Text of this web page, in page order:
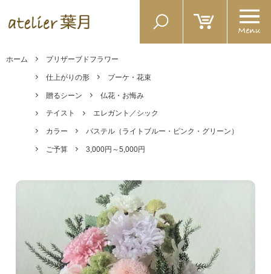
ホーム プリザーブドフラワー
仕上がりの形 ブーケ・花束
贈るシーン 仏花・お悔み
テイスト エレガント／シック
カラー パステル（ライトブルー・ピンク・グリーン）
ご予算 3,000円～5,000円